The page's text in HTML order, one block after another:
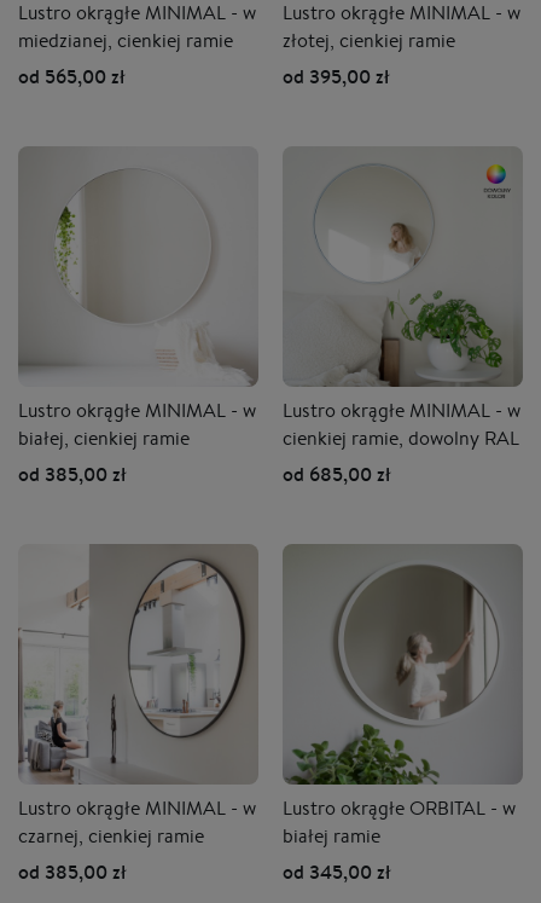
Lustro okrągłe MINIMAL - w
miedzianej, cienkiej ramie
od 565,00 zł
Lustro okrągłe MINIMAL - w
złotej, cienkiej ramie
od 395,00 zł
Lustro okrągłe MINIMAL - w
białej, cienkiej ramie
od 385,00 zł
Lustro okrągłe MINIMAL - w
cienkiej ramie, dowolny RAL
od 685,00 zł
Lustro okrągłe MINIMAL - w
czarnej, cienkiej ramie
od 385,00 zł
Lustro okrągłe ORBITAL - w
białej ramie
od 345,00 zł